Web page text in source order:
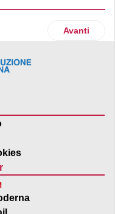
nominato presidente
Articolo
Avanti